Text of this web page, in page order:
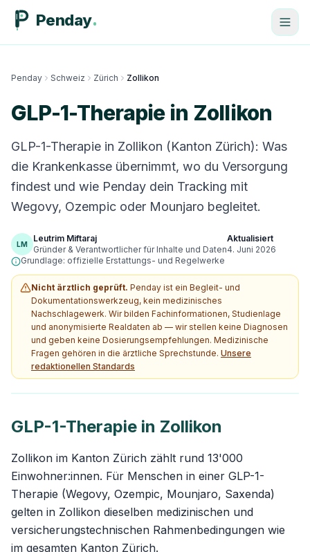
Penday
Penday Schweiz Zürich Zollikon
GLP-1-Therapie in Zollikon
GLP-1-Therapie in Zollikon (Kanton Zürich): Was
die Krankenkasse übernimmt, wo du Versorgung
findest und wie Penday dein Tracking mit
Wegovy, Ozempic oder Mounjaro begleitet.
LM
Leutrim Miftaraj
Gründer & Verantwortlicher für Inhalte und Daten
Aktualisiert
4. Juni 2026
Grundlage: offizielle Erstattungs- und Regelwerke
Nicht ärztlich geprüft. Penday ist ein Begleit- und
Dokumentationswerkzeug, kein medizinisches
Nachschlagewerk. Wir bilden Fachinformationen, Studienlage
und anonymisierte Realdaten ab — wir stellen keine Diagnosen
und geben keine Dosierungsempfehlungen. Medizinische
Fragen gehören in die ärztliche Sprechstunde. Unsere
redaktionellen Standards
GLP-1-Therapie in Zollikon
Zollikon im Kanton Zürich zählt rund 13'000
Einwohner:innen. Für Menschen in einer GLP-1-
Therapie (Wegovy, Ozempic, Mounjaro, Saxenda)
gelten in Zollikon dieselben medizinischen und
versicherungstechnischen Rahmenbedingungen wie
im gesamten Kanton Zürich.